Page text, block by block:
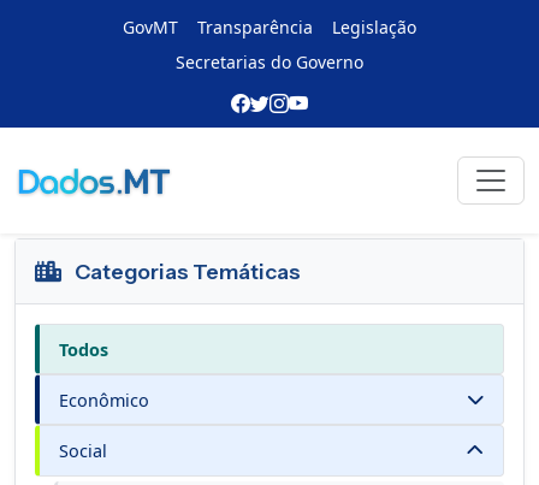
GovMT Transparência
Legislação
Secretarias do Governo
Catálogo oficial de produtos e indicadores Voltar
Categorias Temáticas
Todos
Econômico
Social